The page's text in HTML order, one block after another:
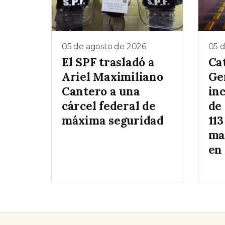
05 de agosto de 2026
El SPF trasladó a
Ariel Maximiliano
Cantero a una
cárcel federal de
máxima seguridad
05
de